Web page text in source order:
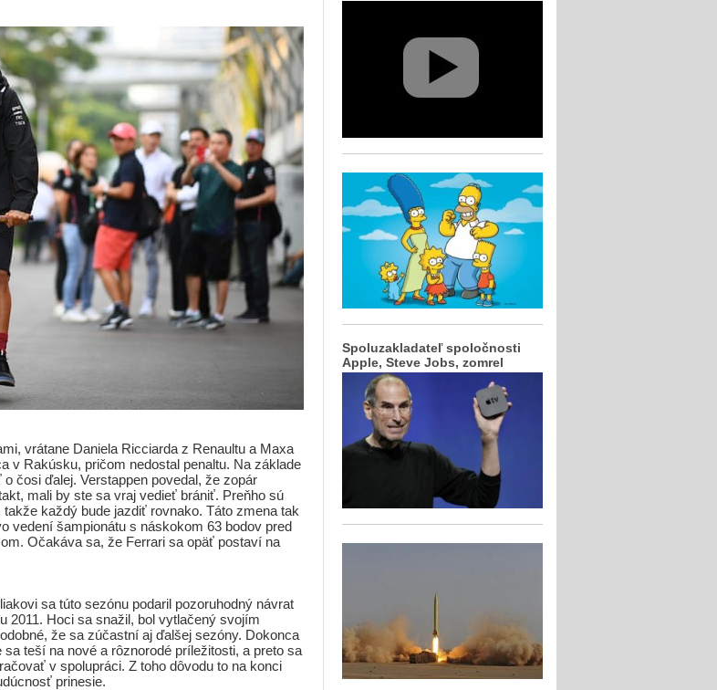
Spoluzakladateľ spoločnosti
Apple, Steve Jobs, zomrel
vrátane Daniela Ricciarda z Renaultu a Maxa
v Rakúsku, pričom nedostal penaltu. Na základe
čosi ďalej. Verstappen povedal, že zopár
mali by ste sa vraj vedieť brániť. Preňho sú
každý bude jazdiť rovnako. Táto zmena tak
vedení šampionátu s náskokom 63 bodov pred
Očakáva sa, že Ferrari sa opäť postaví na
sa túto sezónu podaril pozoruhodný návrat
2011. Hoci sa snažil, bol vytlačený svojím
že sa zúčastní aj ďalšej sezóny. Dokonca
teší na nové a rôznorodé príležitosti, a preto sa
v spolupráci. Z toho dôvodu to na konci
prinesie.